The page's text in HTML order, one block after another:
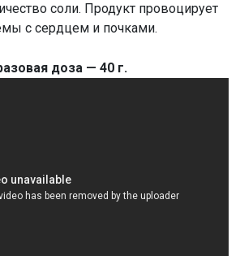
соли. Продукт провоцирует
с сердцем и почками.
доза — 40 г.